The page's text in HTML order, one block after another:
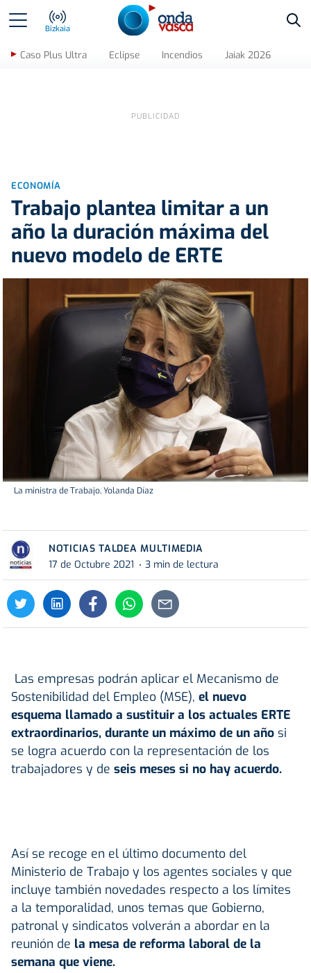
Bizkaia
Caso Plus Ultra Eclipse Incendios Jaiak 2026
ECONOMÍA
Trabajo plantea limitar a un
año la duración máxima del
nuevo modelo de ERTE
La ministra de Trabajo, Yolanda Díaz
NOTICIAS TALDEA MULTIMEDIA
17 de Octubre 2021
3 min de lectura
Las empresas podrán aplicar el Mecanismo de
Sostenibilidad del Empleo (MSE), el nuevo
esquema llamado a sustituir a los actuales ERTE
extraordinarios, durante un máximo de un año si
se logra acuerdo con la representación de los
trabajadores y de seis meses si no hay acuerdo.
Así se recoge en el último documento del
Ministerio de Trabajo y los agentes sociales y que
incluye también novedades respecto a los límites
a la temporalidad, unos temas que Gobierno,
patronal y sindicatos volverán a abordar en la
reunión de la mesa de reforma laboral de la
semana que viene.